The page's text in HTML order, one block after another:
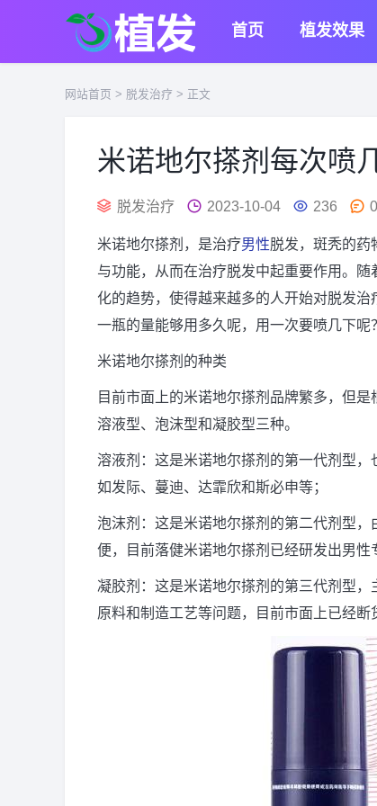
首页 植发效果
网站首页 > 脱发治疗 > 正文
米诺地尔搽剂每次喷
脱发治疗 2023-10-04 236 0
米诺地尔搽剂，是治疗男性脱发，斑秃的药
与功能，从而在治疗脱发中起重要作用。
化的趋势，使得越来越多的人开始对脱发治
一瓶的量能够用多久呢，用一次要喷几下呢
米诺地尔搽剂的种类
目前市面上的米诺地尔搽剂品牌繁多，但
溶液型、泡沫型和凝胶型三种。
溶液剂：这是米诺地尔搽剂的第一代剂型，
如发际、蔓迪、达霏欣和斯必申等；
泡沫剂：这是米诺地尔搽剂的第二代剂型
便，目前落健米诺地尔搽剂已经研发出男性
凝胶剂：这是米诺地尔搽剂的第三代剂型
原料和制造工艺等问题，目前市面上已经断